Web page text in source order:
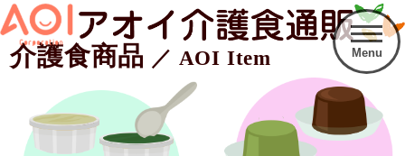
Menu
介護食商品 ／ AOI Item